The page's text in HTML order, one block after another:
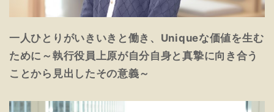
一人ひとりがいきいきと働き、Uniqueな価値を生む
ために～執行役員上原が自分自身と真摯に向き合う
ことから見出したその意義～